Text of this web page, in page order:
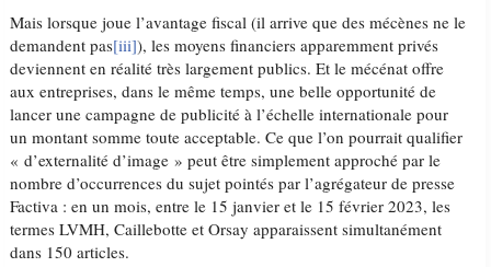
Mais lorsque joue l’avantage fiscal (il arrive que des mécènes ne le
demandent pas[iii]), les moyens financiers apparemment privés
deviennent en réalité très largement publics. Et le mécénat offre
aux entreprises, dans le même temps, une belle opportunité de
lancer une campagne de publicité à l’échelle internationale pour
un montant somme toute acceptable. Ce que l’on pourrait qualifier
« d’externalité d’image » peut être simplement approché par le
nombre d’occurrences du sujet pointés par l’agrégateur de presse
Factiva : en un mois, entre le 15 janvier et le 15 février 2023, les
termes LVMH, Caillebotte et Orsay apparaissent simultanément
dans 150 articles.